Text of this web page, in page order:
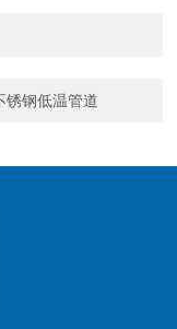
锈钢低温管道